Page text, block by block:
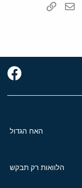
WhatsAppדואר אלקטרוני
האח הגדול
הלוואות רק תבקש